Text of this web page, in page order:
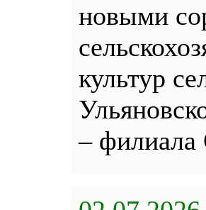
новыми
культур
–